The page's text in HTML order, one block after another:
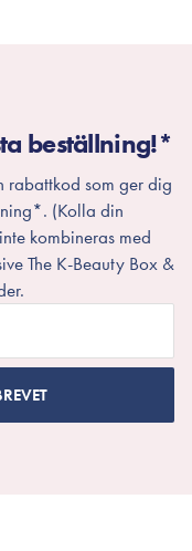
beställning!*
rabattkod som ger dig
(Kolla din
kombineras med
The K-Beauty Box &